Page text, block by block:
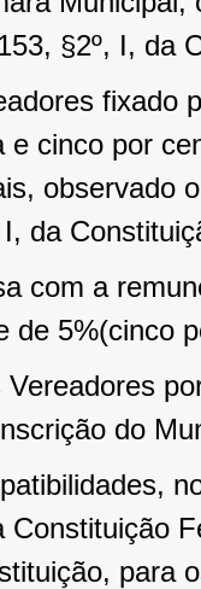
§2º, I, da
fixado
e cinco por
observado
da
com a
de 5%(cinco
Vereadores
do
Constituição
para